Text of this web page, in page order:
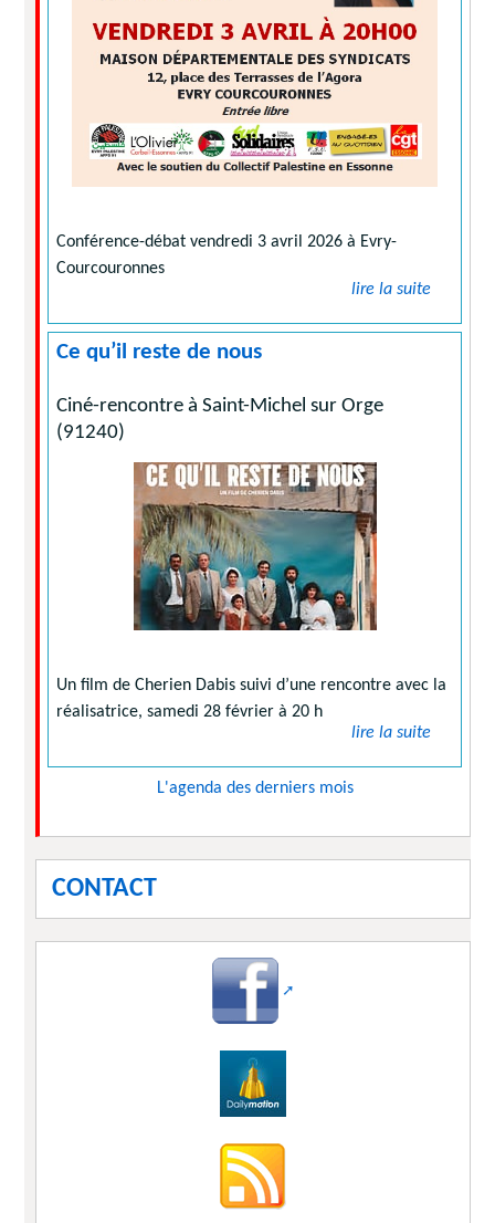
Conférence-débat vendredi 3 avril 2026 à Evry-
Courcouronnes
lire la suite
Ce qu’il reste de nous
Ciné-rencontre à Saint-Michel sur Orge
(91240)
Un film de Cherien Dabis suivi d’une rencontre avec la
réalisatrice, samedi 28 février à 20 h
lire la suite
L'agenda des derniers mois
CONTACT